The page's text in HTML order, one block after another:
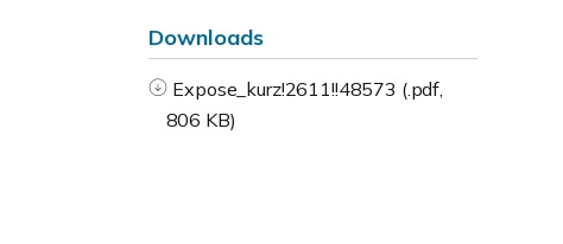
Downloads
Expose_kurz!2611!!48573 (.pdf,
806 KB)